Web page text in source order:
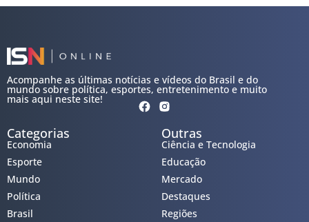
Acompanhe as últimas notícias e vídeos do Brasil e do
mundo sobre política, esportes, entretenimento e muito
mais aqui neste site!
Categorias
Economia
Esporte
Mundo
Política
Brasil
Outras
Ciência e Tecnologia
Educação
Mercado
Destaques
Regiões